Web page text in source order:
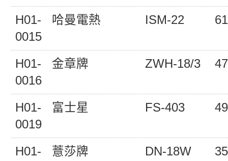
H01-
0015
哈曼電熱 ISM-22 61
H01-
0016
金章牌 ZWH-18/3 47
H01-
0019
富士星 FS-403 49
H01-
薏莎牌 DN-18W 35